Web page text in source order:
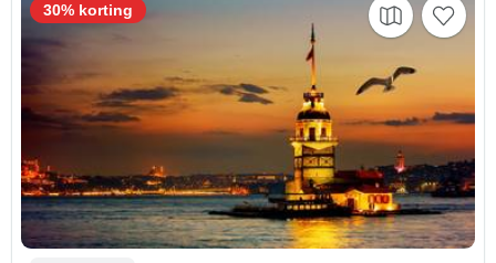
30% korting